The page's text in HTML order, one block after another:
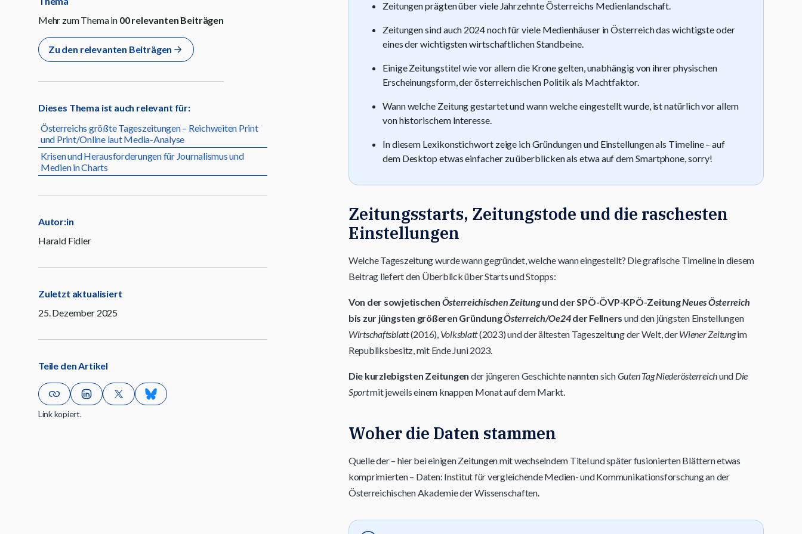
Mehr zum Thema in 00relevanten Beiträgen
Zu den relevanten Beiträgen
Dieses Thema ist auch relevant für:
Österreichs größte Tageszeitungen – Reichweiten Print
und Print/Online laut Media-Analyse
Krisen und Herausforderungen für Journalismus und
Medien in Charts
Autor:in
Harald Fidler
Zuletzt aktualisiert
25. Dezember 2025
Teile den Artikel
Link kopiert.
Zeitungen prägten über viele Jahrzehnte Österreichs Medienlandschaft.
Zeitungen sind auch 2024 noch für viele Medienhäuser in Österreich das wichtigste oder
eines der wichtigsten wirtschaftlichen Standbeine.
Einige Zeitungstitel wie vor allem die Krone gelten, unabhängig von ihrer physischen
Erscheinungsform, der österreichischen Politik als Machtfaktor.
Wann welche Zeitung gestartet und wann welche eingestellt wurde, ist natürlich vor allem
von historischem Interesse.
In diesem Lexikonstichwort zeige ich Gründungen und Einstellungen als Timeline – auf
dem Desktop etwas einfacher zu überblicken als etwa auf dem Smartphone, sorry!
Zeitungsstarts, Zeitungstode und die raschesten
Einstellungen
Welche Tageszeitung wurde wann gegründet, welche wann eingestellt? Die grafische Timeline in diesem
Beitrag liefert den Überblick über Starts und Stopps:
Von der sowjetischen Österreichischen Zeitungund der SPÖ-ÖVP-KPÖ-ZeitungNeues Österreich
bis zur jüngsten größeren GründungÖsterreich/Oe24der Fellners und den jüngsten Einstellungen
Wirtschaftsblatt(2016), Volksblatt(2023) und der ältesten Tageszeitung der Welt, derWiener Zeitungim
Republiksbesitz, mit Ende Juni 2023.
Die kurzlebigsten Zeitungen der jüngeren Geschichte nannten sichGuten Tag Niederösterreichund Die
Sportmit jeweils einem knappen Monat auf dem Markt.
Woher die Daten stammen
Quelle der – hier bei einigen Zeitungen mit wechselndem Titel und später fusionierten Blättern etwas
komprimierten – Daten: Institut für vergleichende Medien- und Kommunikationsforschung an der
Österreichischen Akademie der Wissenschaften.